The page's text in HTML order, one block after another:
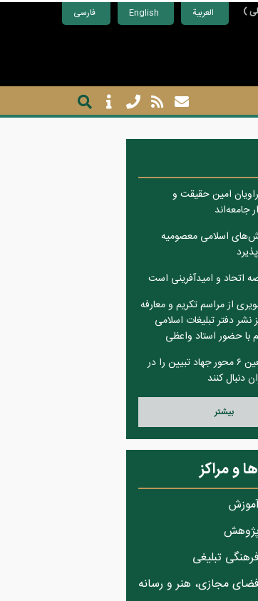
فارسی English العربية )
راویان امین حقیقت و
جامعه‌اند
اسلامی معصومیه
اتحاد و امیدآفرینی است
از مراسم تکریم و معارفه
نشر دفتر تبلیغات اسلامی
با حضور استاد واعظی
مبلغان اربعین ۶ محور جهاد تبیین را در
دنبال کنند
بيشتر
و مراکز
تبلیغی
مجازی، هنر و رسانه